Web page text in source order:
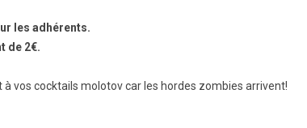
les adhérents.
de 2€.
vos cocktails molotov car les hordes zombies arrivent!